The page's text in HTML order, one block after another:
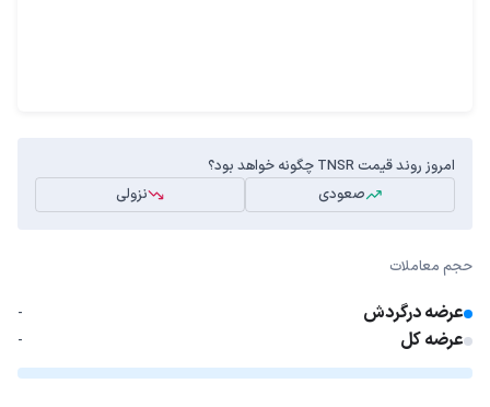
امروز روند قیمت TNSR چگونه خواهد بود؟
صعودی
نزولی
حجم معاملات
عرضه درگردش -
عرضه کل -